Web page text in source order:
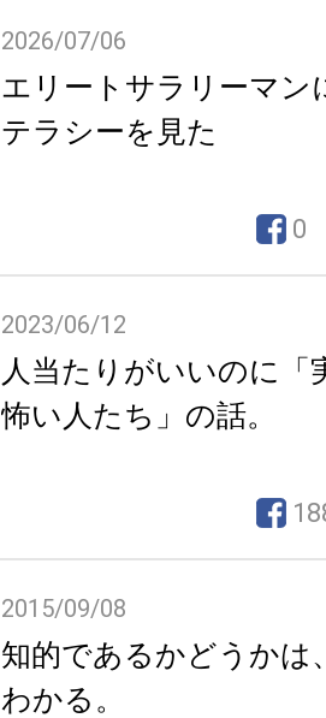
2026/07/06
エリートサラリーマン
テラシーを見た
0
2023/06/12
人当たりがいいのに「
怖い人たち」の話。
2015/09/08
知的であるかどうかは
わかる。